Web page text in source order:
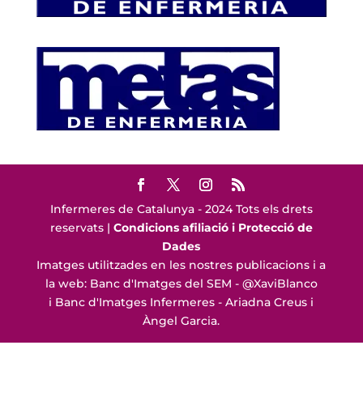
Infermeres de Catalunya - 2024 Tots els drets
reservats | Condicions afiliació i Protecció de
Dades
Imatges utilitzades en les nostres publicacions i a
la web: Banc d'Imatges del SEM - @XaviBlanco
i Banc d'Imatges Infermeres - Ariadna Creus i
Àngel Garcia.